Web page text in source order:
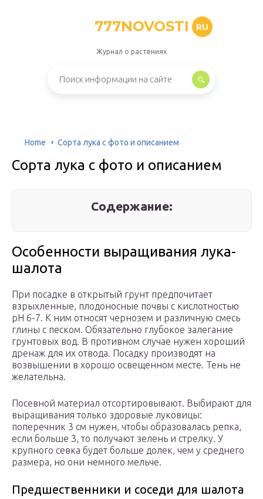
777NOVOSTI RU
Журнал о растениях
Home Сорта лука с фото и описанием
Сорта лука с фото и описанием
Содержание:
Особенности выращивания лука-
шалота
При посадке в открытый грунт предпочитает
взрыхленные, плодоносные почвы с кислотностью
pH 6-7. К ним относят чернозем и различную смесь
глины с песком. Обязательно глубокое залегание
грунтовых вод. В противном случае нужен хороший
дренаж для их отвода. Посадку производят на
возвышении в хорошо освещенном месте. Тень не
желательна.
Посевной материал отсортировывают. Выбирают для
выращивания только здоровые луковицы:
поперечник 3 см нужен, чтобы образовалась репка,
если больше 3, то получают зелень и стрелку. У
крупного севка будет больше долек, чем у среднего
размера, но они немного мельче.
Предшественники и соседи для шалота